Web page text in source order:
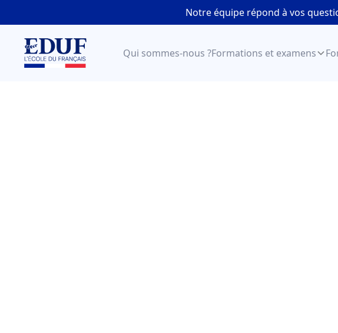
Notre équipe répond à vos
Qui sommes-nous ?Formations et examens